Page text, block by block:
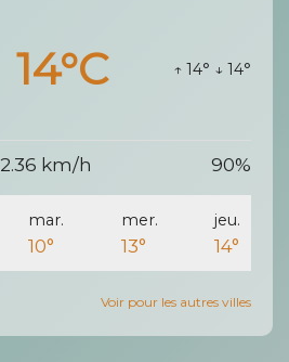
14°C ↑ 14° ↓ 14°
2.36 km/h 90%
mar.
10°
mer.
13°
jeu.
14°
Voir pour les autres villes